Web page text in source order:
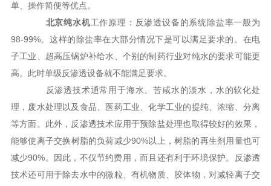
单、操作简便等优点。
北京纯水机工作原理：反渗透设备的系统除盐率一般为
98-99%。这样的除盐率在大部分情况下是可以满足要求的。在电
子工业、超高压锅炉补给水、个别的制药行业对纯水的要求可能更
高。此时单级反渗透设备就不能满足要求。
反渗透技术通常用于海水、苦咸水的淡水，水的软化处
理，废水处理以及食品、医药工业、化学工业的提纯、浓缩、分离
等方面。此外，反渗透技术应用于预除盐处理也取得较好的效果，
能够使离子交换树脂的负荷减少90%以上，树脂的再生剂用量也可
减少90%。因此，不仅节约费用，而且还有利于环境保护。反渗透
技术还可用于除去水中的微粒、有机物质、胶体物，对减轻离子交